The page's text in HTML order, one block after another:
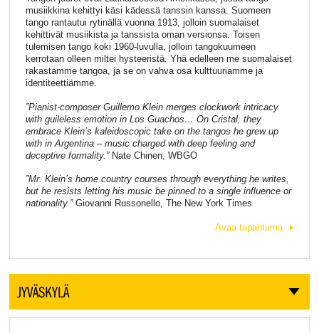
musiikkina kehittyi käsi kädessä tanssin kanssa. Suomeen
tango rantautui rytinällä vuonna 1913, jolloin suomalaiset
kehittivät musiikista ja tanssista oman versionsa. Toisen
tulemisen tango koki 1960-luvulla, jolloin tangokuumeen
kerrotaan olleen miltei hysteeristä. Yhä edelleen me suomalaiset
rakastamme tangoa, ja se on vahva osa kulttuuriamme ja
identiteettiämme.
”Pianist-composer Guillemo Klein merges clockwork intricacy
with guileless emotion in Los Guachos… On Cristal, they
embrace Klein’s kaleidoscopic take on the tangos he grew up
with in Argentina – music charged with deep feeling and
deceptive formality.” Nate Chinen, WBGO
”Mr. Klein’s home country courses through everything he writes,
but he resists letting his music be pinned to a single influence or
nationality.” Giovanni Russonello, The New York Times
Avaa tapahtuma
JYVÄSKYLÄ